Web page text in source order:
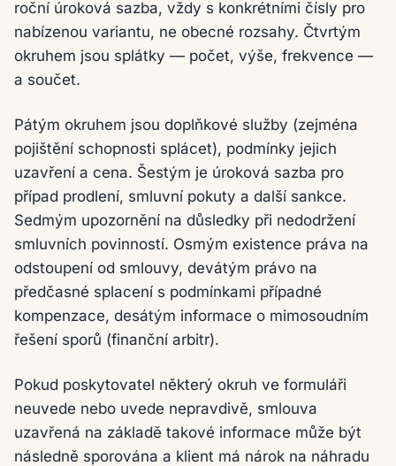
roční úroková sazba, vždy s konkrétními čísly pro
nabízenou variantu, ne obecné rozsahy. Čtvrtým
okruhem jsou splátky — počet, výše, frekvence —
a součet.
Pátým okruhem jsou doplňkové služby (zejména
pojištění schopnosti splácet), podmínky jejich
uzavření a cena. Šestým je úroková sazba pro
případ prodlení, smluvní pokuty a další sankce.
Sedmým upozornění na důsledky při nedodržení
smluvních povinností. Osmým existence práva na
odstoupení od smlouvy, devátým právo na
předčasné splacení s podmínkami případné
kompenzace, desátým informace o mimosoudním
řešení sporů (finanční arbitr).
Pokud poskytovatel některý okruh ve formuláři
neuvede nebo uvede nepravdivě, smlouva
uzavřená na základě takové informace může být
následně sporována a klient má nárok na náhradu